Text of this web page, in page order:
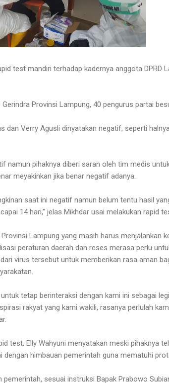
test mandiri terhadap kadernya anggota DPRD
Provinsi Lampung, 40 pengurus partai
dan Verry Agusli dinyatakan negatif, seperti
namun pihaknya diberi saran oleh tim medis
meyakinkan jika benar negatif adanya.
saat ini negatif namun belum tentu hasil
14 hari,” jelas Mikhdar usai melakukan rapid
Lampung yang masih harus menjalankan
peraturan daerah dan reses merasa perlu
virus tersebut untuk memberikan rasa aman
tetap berinteraksi dengan kami ini sebagai
rakyat yang kami wakili, rasanya perlulah
test, Elly Wahyuni menyatakan meski pihaknya
himbauan pemerintah guna mematuhi
sesuai instruksi Bapak Prabowo